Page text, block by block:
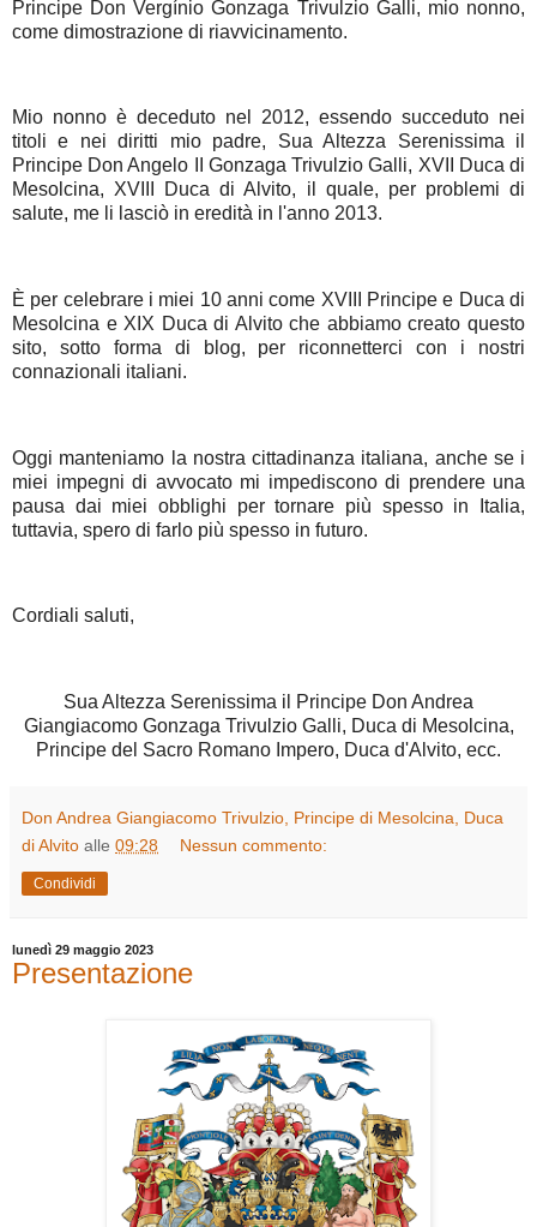
Principe Don Vergínio Gonzaga Trivulzio Galli, mio ​​nonno,
come dimostrazione di riavvicinamento.
Mio nonno è deceduto nel 2012, essendo succeduto nei
titoli e nei diritti mio padre, Sua Altezza Serenissima il
Principe Don Angelo II Gonzaga Trivulzio Galli, XVII Duca di
Mesolcina, XVIII Duca di Alvito, il quale, per problemi di
salute, me li lasciò in eredità in l'anno 2013.
È per celebrare i miei 10 anni come XVIII Principe e Duca di
Mesolcina e XIX Duca di Alvito che abbiamo creato questo
sito, sotto forma di blog, per riconnetterci con i nostri
connazionali italiani.
Oggi manteniamo la nostra cittadinanza italiana, anche se i
miei impegni di avvocato mi impediscono di prendere una
pausa dai miei obblighi per tornare più spesso in Italia,
tuttavia, spero di farlo più spesso in futuro.
Cordiali saluti,
Sua Altezza Serenissima il Principe Don Andrea
Giangiacomo Gonzaga Trivulzio Galli, Duca di Mesolcina,
Principe del Sacro Romano Impero, Duca d'Alvito, ecc.
Don Andrea Giangiacomo Trivulzio, Principe di Mesolcina, Duca
di Alvito alle 09:28 Nessun commento:
Condividi
lunedì 29 maggio 2023
Presentazione